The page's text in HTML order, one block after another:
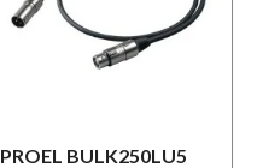
PROEL BULK250LU5